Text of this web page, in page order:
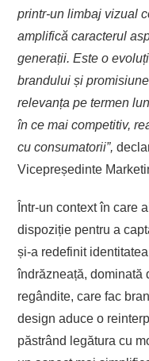
printr-un limbaj vizual
amplifică caracterul
generații.Este o
brandului și
relevanța pe termen
în ce mai competitiv,
cu consumatorii”,
Vicepreședinte
Într-un context în care
dispoziție pentru a
și-a redefinit
îndrăzneață, dominată
regândite, care fac
design aduce o
păstrând legătura cu